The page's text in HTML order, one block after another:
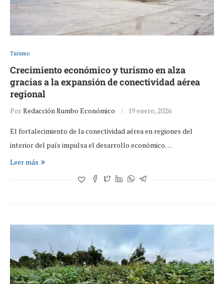
Turismo
Crecimiento económico y turismo en alza
gracias a la expansión de conectividad aérea
regional
PorRedacción Rumbo Económico 19 enero, 2026
El fortalecimiento de la conectividad aérea en regiones del
interior del país impulsa el desarrollo económico…
Leer más